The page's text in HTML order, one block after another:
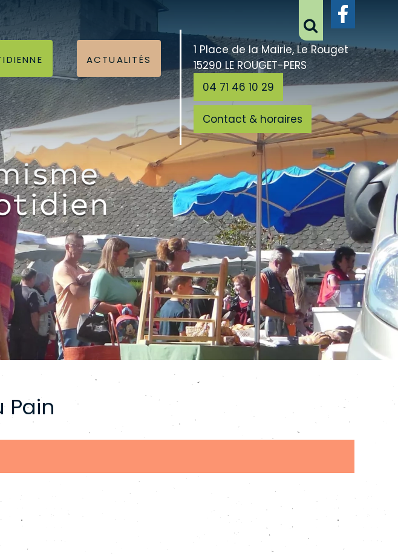
1 Place de la Mairie, Le Rouget
15290 LE ROUGET-PERS
04 71 46 10 29
Contact & horaires
ACTUALITÉS
Pain